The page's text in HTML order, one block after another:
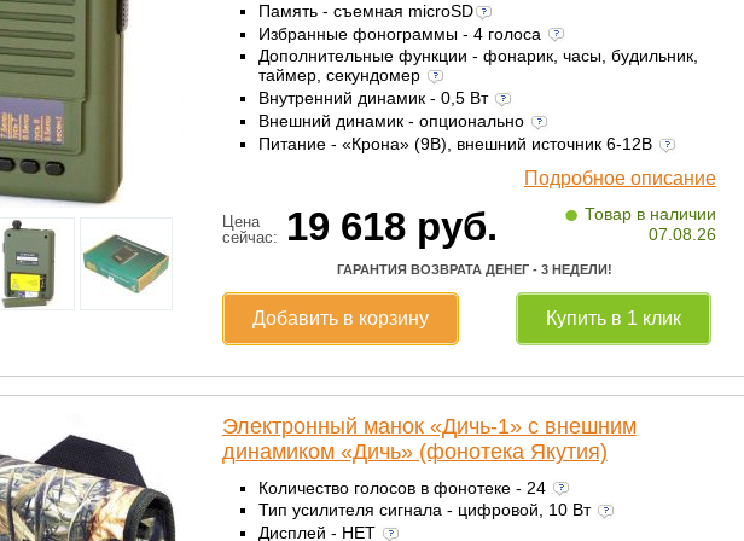
Память - съемная microSD
Избранные фонограммы - 4 голоса
Дополнительные функции - фонарик, часы, будильник,
таймер, секундомер
Внутренний динамик - 0,5 Вт
Внешний динамик - опционально
Питание - «Крона» (9В), внешний источник 6-12В
Подробное описание
Цена
сейчас:
19 618руб. • Товар в наличии
07.08.26
ГАРАНТИЯ ВОЗВРАТА ДЕНЕГ - 3 НЕДЕЛИ!
Добавить в корзину Купить в 1 клик
Электронный манок «Дичь-1» с внешним
динамиком «Дичь» (фонотека Якутия)
Количество голосов в фонотеке - 24
Тип усилителя сигнала - цифровой, 10 Вт
Дисплей - НЕТ